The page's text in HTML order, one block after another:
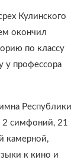
Кулинского
окончил
по классу
у профессора
Республики
2 симфоний, 21
камерной,
к кино и